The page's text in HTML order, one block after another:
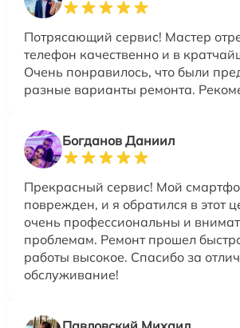
Потрясающий сервис! Мастер
телефон качественно и в
Очень понравилось, что были
разные варианты ремонта.
Богданов Даниил
Прекрасный сервис! Мой
поврежден, и я обратился в этот
очень профессиональны и
проблемам. Ремонт прошел
работы высокое. Спасибо за
обслуживание!